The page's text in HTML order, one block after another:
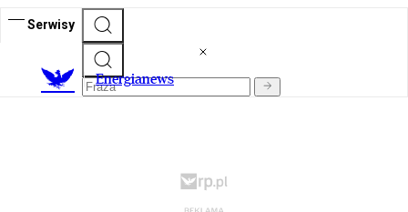
Serwisy
Energianews